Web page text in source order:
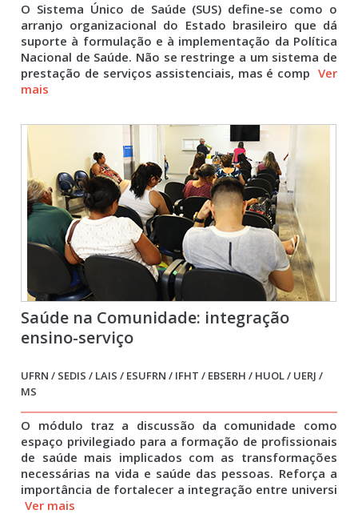
O Sistema Único de Saúde (SUS) define-se como o
arranjo organizacional do Estado brasileiro que dá
suporte à formulação e à implementação da Política
Nacional de Saúde. Não se restringe a um sistema de
prestação de serviços assistenciais, mas é comp Ver
mais
Saúde na Comunidade: integração
ensino-serviço
UFRN / SEDIS / LAIS / ESUFRN / IFHT / EBSERH / HUOL / UERJ /
MS
O módulo traz a discussão da comunidade como
espaço privilegiado para a formação de profissionais
de saúde mais implicados com as transformações
necessárias na vida e saúde das pessoas. Reforça a
importância de fortalecer a integração entre universi
Ver mais